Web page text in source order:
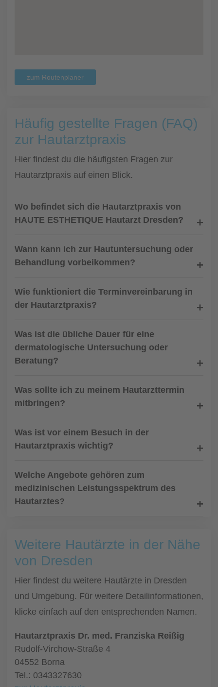
zum Routenplaner
Häufig gestellte Fragen (FAQ)
zur Hautarztpraxis
Hier findest du die häufigsten Fragen zur
Hautarztpraxis auf einen Blick.
Wo befindet sich die Hautarztpraxis von
HAUTE ESTHETIQUE Hautarzt Dresden?
Wann kann ich zur Hautuntersuchung oder
Behandlung vorbeikommen?
Wie funktioniert die Terminvereinbarung in
der Hautarztpraxis?
Was ist die übliche Dauer für eine
dermatologische Untersuchung oder
Beratung?
Was sollte ich zu meinem Hautarzttermin
mitbringen?
Was ist vor einem Besuch in der
Hautarztpraxis wichtig?
Welche Angebote gehören zum
medizinischen Leistungsspektrum des
Hautarztes?
Weitere Hautärzte in der Nähe
von Dresden
Hier findest du weitere Hautärzte in Dresden
und Umgebung. Für weitere Detailinformationen,
klicke einfach auf den entsprechenden Namen.
Hautarztpraxis Dr. med. Franziska Reißig
Rudolf-Virchow-Straße 4
04552 Borna
Tel.: 0343327630